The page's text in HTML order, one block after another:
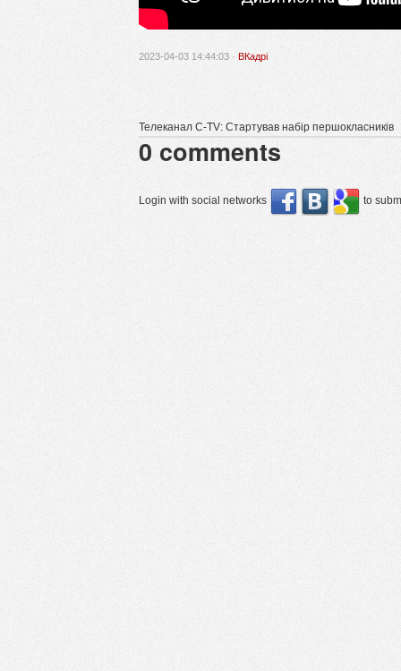
2023-04-03 14:44:03 · ВКадрі
Телеканал C-TV: Стартував набір першокласників
0 comments
Login with social networks to